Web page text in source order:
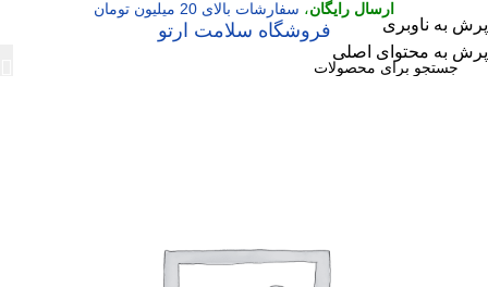
پرش به ناوبری
پرش به محتوای اصلی
ارسال رایگان، سفارشات بالای 20 میلیون تومان
فروشگاه سلامت ارتو